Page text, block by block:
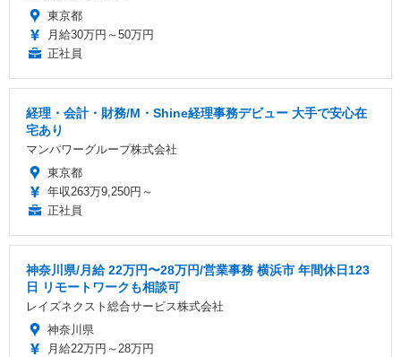
東京都
月給30万円～50万円
正社員
経理・会計・財務/M・Shine経理事務デビュー 大手で安心在
宅あり
マンパワーグループ株式会社
東京都
年収263万9,250円～
正社員
神奈川県/月給 22万円〜28万円/営業事務 横浜市 年間休日123
日 リモートワークも相談可
レイズネクスト総合サービス株式会社
神奈川県
月給22万円～28万円